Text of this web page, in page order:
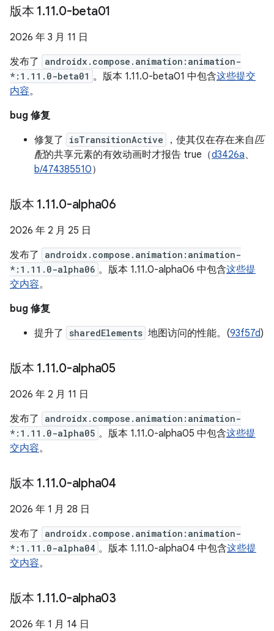
版本 1.11.0-beta01
2026 年 3 月 11 日
发布了
androidx.compose.animation:animation-
*:1.11.0-beta01 。版本 1.11.0-beta01 中包含这些提交
内容。
bug 修复
修复了
isTransitionActive ，使其仅在存在来自匹
配的共享元素的有效动画时才报告 true（d3426a、
b/474385510）
版本 1.11.0-alpha06
2026 年 2 月 25 日
发布了
androidx.compose.animation:animation-
*:1.11.0-alpha06 。版本 1.11.0-alpha06 中包含这些提
交内容。
bug 修复
提升了
sharedElements 地图访问的性能。(93f57d)
版本 1.11.0-alpha05
2026 年 2 月 11 日
发布了
androidx.compose.animation:animation-
*:1.11.0-alpha05 。版本 1.11.0-alpha05 中包含这些提
交内容。
版本 1.11.0-alpha04
2026 年 1 月 28 日
发布了
androidx.compose.animation:animation-
*:1.11.0-alpha04 。版本 1.11.0-alpha04 中包含这些提
交内容。
版本 1.11.0-alpha03
2026 年 1 月 14 日